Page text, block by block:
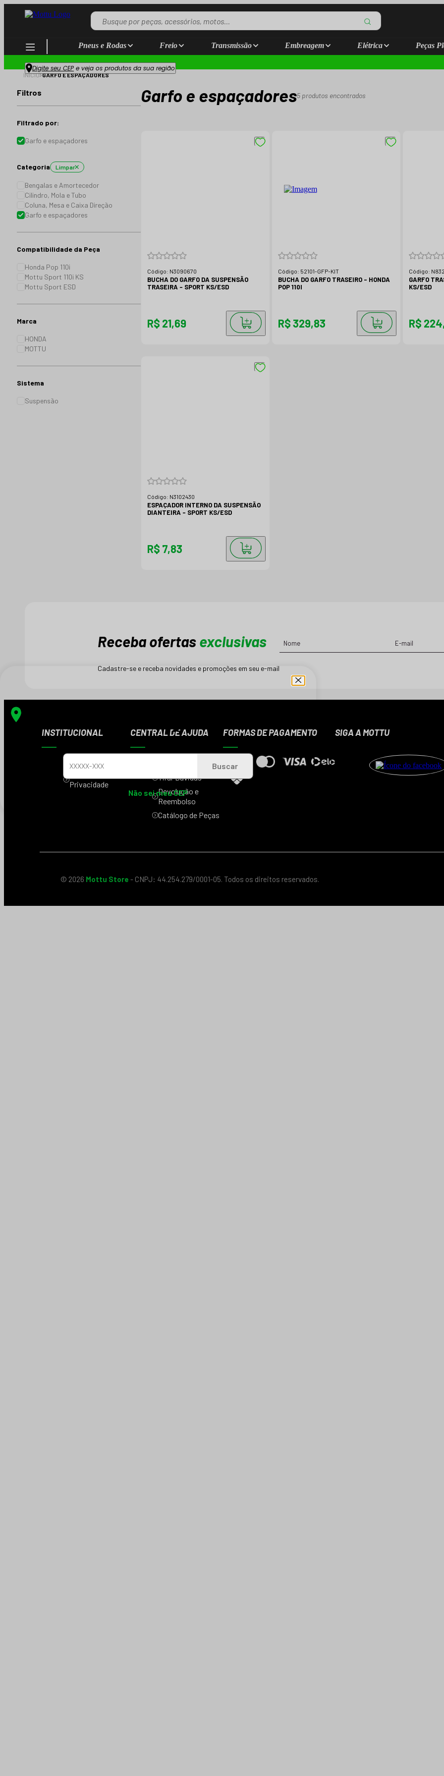
Pneus e Rodas Freio Transmissão Embreagem Elétrica Peças
Digite seu CEP e veja os produtos da sua região
INÍCIO GARFO E ESPAÇADORES
Filtros
Filtrado por:
Garfo e espaçadores
Categoria Limpar
Bengalas e Amortecedor
Cilindro, Mola e Tubo
Coluna, Mesa e Caixa Direção
Garfo e espaçadores
Compatibilidade da Peça
Honda Pop 110i
Mottu Sport 110i KS
Mottu Sport ESD
Marca
HONDA
MOTTU
Sistema
Suspensão
Garfo e espaçadores5 produtos encontrados
Código: N3090670
BUCHA DO GARFO DA SUSPENSÃO
TRASEIRA - SPORT KS/ESD
R$ 21,69
Código: 52101-GFP-KIT
BUCHA DO GARFO TRASEIRO - HONDA
POP 110I
R$ 329,83
Código:
GARFO
KS/ESD
R$
Código: N3102430
ESPAÇADOR INTERNO DA SUSPENSÃO
DIANTEIRA - SPORT KS/ESD
R$ 7,83
Receba ofertasexclusivas
Cadastre-se e receba novidades e promoções em seu e-mail
INSTITUCIONAL
Privacidade
CENTRAL DE AJUDA
Tirar Dúvidas
Devolução e
Reembolso
Catálogo de Peças
FORMAS DE PAGAMENTO SIGA A MOTTU
© 2026 Mottu Store - CNPJ: 44.254.279/0001-05. Todos os direitos reservados.
Buscar
Não sei meu CEP